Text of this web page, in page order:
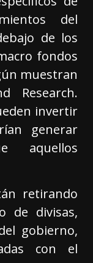
del
de los
fondos
muestran
Research.
invertir
generar
aquellos
retirando
de divisas,
gobierno,
con el